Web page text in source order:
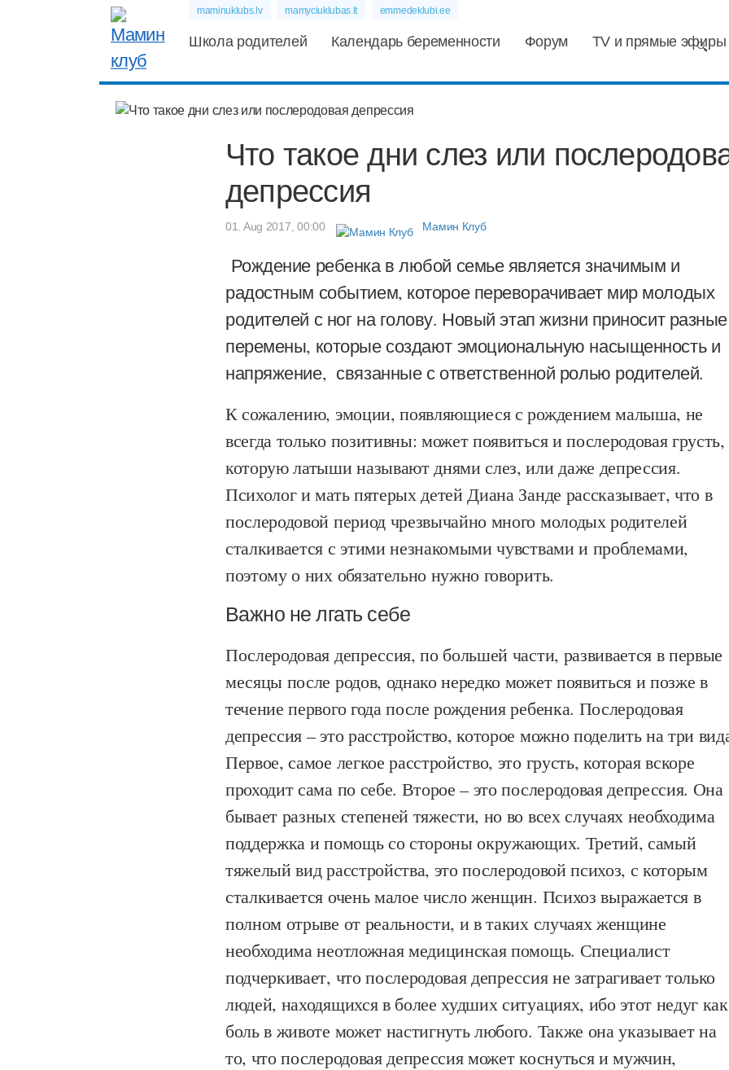
maminuklubs.lv mamyciuklubas.lt emmedeklubi.ee
Школа родителей Календарь беременности Форум TV и прямые эфиры
Что такое дни слез или
депрессия
01. Aug 2017, 00:00 Мамин Клуб
Рождение ребенка в любой семье является значимым и
радостным событием, которое переворачивает мир молодых
родителей с ног на голову. Новый этап жизни приносит разные
перемены, которые создают эмоциональную насыщенность и
напряжение, связанные с ответственной ролью родителей.
К сожалению, эмоции, появляющиеся с рождением малыша, не
всегда только позитивны: может появиться и послеродовая грусть,
которую латыши называют днями слез, или даже депрессия.
Психолог и мать пятерых детей Диана Занде рассказывает, что в
послеродовой период чрезвычайно много молодых родителей
сталкивается с этими незнакомыми чувствами и проблемами,
поэтому о них обязательно нужно говорить.
Важно не лгать себе
Послеродовая депрессия, по большей части, развивается в первые
месяцы после родов, однако нередко может появиться и позже в
течение первого года после рождения ребенка. Послеродовая
депрессия – это расстройство, которое можно поделить на три
Первое, самое легкое расстройство, это грусть, которая вскоре
проходит сама по себе. Второе – это послеродовая депрессия. Она
бывает разных степеней тяжести, но во всех случаях необходима
поддержка и помощь со стороны окружающих. Третий, самый
тяжелый вид расстройства, это послеродовой психоз, с которым
сталкивается очень малое число женщин. Психоз выражается в
полном отрыве от реальности, и в таких случаях женщине
необходима неотложная медицинская помощь. Специалист
подчеркивает, что послеродовая депрессия не затрагивает только
людей, находящихся в более худших ситуациях, ибо этот недуг как
боль в животе может настигнуть любого. Также она указывает на
то, что послеродовая депрессия может коснуться и мужчин,